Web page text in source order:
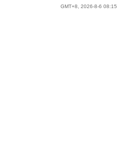
GMT+8, 2026-8-6 08:15